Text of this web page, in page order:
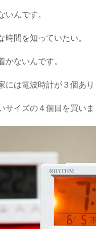
いんです。
時間を知っていたい。
かないんです。
には電波時計が３個あ
サイズの４個目を買い